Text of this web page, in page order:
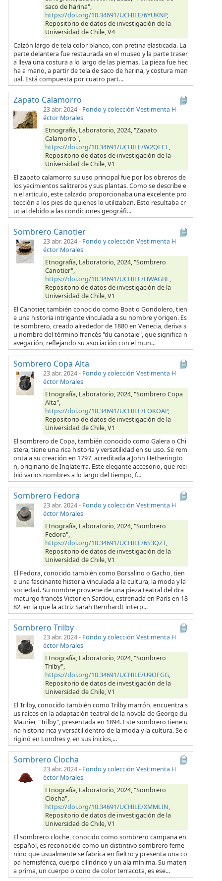
saco de harina",
https://doi.org/10.34691/UCHILE/6YUKNP,
Repositorio de datos de investigación de la
Universidad de Chile, V4
Calzón largo de tela color blanco, con pretina elasticada. La
parte delantera fue restaurada en el museo y la parte traser
a lleva una costura a lo largo de las piernas. La pieza fue hec
ha a mano, a partir de tela de saco de harina, y costura man
ual. Está compuesta por cuatro part...
Zapato Calamorro
23 abr. 2024- Fondo y colección Vestimenta H
éctor Morales
Etnografía, Laboratorio, 2024, "Zapato
Calamorro",
https://doi.org/10.34691/UCHILE/W2QFCL,
Repositorio de datos de investigación de la
Universidad de Chile, V1
El zapato calamorro su uso principal fue por los obreros de
los yacimientos salitreros y sus plantas. Como se describe e
n el artículo, este calzado proporcionaba una excelente pro
tección a los pies de quienes lo utilizaban. Esto resultaba cr
ucial debido a las condiciones geográfi...
Sombrero Canotier
23 abr. 2024- Fondo y colección Vestimenta H
éctor Morales
Etnografía, Laboratorio, 2024, "Sombrero
Canotier",
https://doi.org/10.34691/UCHILE/HWAGBL,
Repositorio de datos de investigación de la
Universidad de Chile, V1
El Canotier, también conocido como Boat o Gondolero, tien
e una historia intrigante vinculada a su nombre y origen. Es
te sombrero, creado alrededor de 1880 en Venecia, deriva s
u nombre del término francés "du canotaje", que significa n
avegación, reflejando su asociación con el mun...
Sombrero Copa Alta
23 abr. 2024- Fondo y colección Vestimenta H
éctor Morales
Etnografía, Laboratorio, 2024, "Sombrero Copa
Alta",
https://doi.org/10.34691/UCHILE/LOKOAP,
Repositorio de datos de investigación de la
Universidad de Chile, V1
El sombrero de Copa, también conocido como Galera o Chi
stera, tiene una rica historia y versatilidad en su uso. Se rem
onta a su creación en 1797, acreditada a John Hetheringto
n, originario de Inglaterra. Este elegante accesorio, que reci
bió varios nombres a lo largo del tiempo, f...
Sombrero Fedora
23 abr. 2024- Fondo y colección Vestimenta H
éctor Morales
Etnografía, Laboratorio, 2024, "Sombrero
Fedora",
https://doi.org/10.34691/UCHILE/6S3QZT,
Repositorio de datos de investigación de la
Universidad de Chile, V1
El Fedora, conocido también como Borsalino o Gacho, tien
e una fascinante historia vinculada a la cultura, la moda y la
sociedad. Su nombre proviene de una pieza teatral del dra
maturgo francés Victorien Sardou, estrenada en París en 18
82, en la que la actriz Sarah Bernhardt interp...
Sombrero Trilby
23 abr. 2024- Fondo y colección Vestimenta H
éctor Morales
Etnografía, Laboratorio, 2024, "Sombrero
Trilby",
https://doi.org/10.34691/UCHILE/U9OFGG,
Repositorio de datos de investigación de la
Universidad de Chile, V1
El Trilby, conocido también como Trilby marrón, encuentra s
us raíces en la adaptación teatral de la novela de George du
Maurier, "Trilby", presentada en 1894. Este sombrero tiene u
na historia rica y versátil dentro de la moda y la cultura. Se o
riginó en Londres y, en sus inicios,...
Sombrero Clocha
23 abr. 2024- Fondo y colección Vestimenta H
éctor Morales
Etnografía, Laboratorio, 2024, "Sombrero
Clocha",
https://doi.org/10.34691/UCHILE/XMMLIN,
Repositorio de datos de investigación de la
Universidad de Chile, V1
El sombrero cloche, conocido como sombrero campana en
español, es reconocido como un distintivo sombrero feme
nino que usualmente se fabrica en fieltro y presenta una co
pa hemisférica, cuerpo cilíndrico y un ala mínima. Su materi
a prima, un cuerpo o cono de color terracota, es ese...